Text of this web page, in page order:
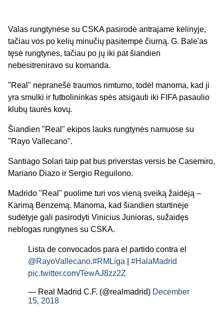
Valas rungtynėse su CSKA pasirodė antrajame kėlinyje,
tačiau vos po kelių minučių pasitempė čiurną. G. Bale'as
tęsė rungtynes, tačiau po jų iki pat šiandien
nebesitreniravo su komanda.
"Real" nepranešė traumos rimtumo, todėl manoma, kad ji
yra smulki ir futbolininkas spės atsigauti iki FIFA pasaulio
klubų taurės kovų.
Šiandien "Real" ekipos lauks rungtynės namuose su
"Rayo Vallecano".
Santiago Solari taip pat bus priverstas versis be Casemiro,
Mariano Diazo ir Sergio Reguilono.
Madrido "Real" puolime turi vos vieną sveiką žaidėją –
Karimą Benzemą. Manoma, kad šiandien startinėje
sudėtyje gali pasirodyti Vinicius Junioras, sužaidęs
neblogas rungtynes su CSKA.
Lista de convocados para el partido contra el
@RayoVallecano.#RMLiga
#HalaMadrid
pic.twitter.com/TewAJ8zz2Z
— Real Madrid C.F. (@realmadrid) December
15, 2018